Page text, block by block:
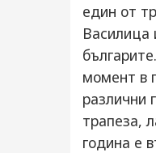
един от
Василица
момент в
различни
трапеза,
година е